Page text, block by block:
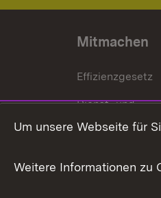
Mitmachen
Effizienzgesetz
Dienst- und
Weitere
Um unsere Webseite für
Weitere Informationen zu